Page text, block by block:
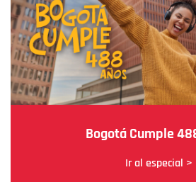
Bogotá Cumple
Ir al especial >